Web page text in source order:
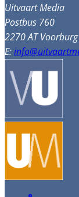
Uitvaart Media
Postbus 760
2270 AT Voorburg
E: